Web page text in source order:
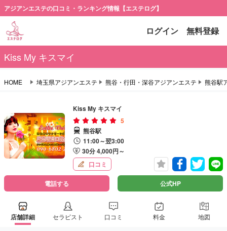
アジアンエステの口コミ・ランキング情報【エステログ】
ログイン 無料登録
Kiss My キスマイ
HOME 埼玉県アジアンエステ 熊谷・行田・深谷アジアンエステ 熊谷駅
Kiss My キスマイ
5
熊谷駅
11:00～翌3:00
30分 4,000円～
口コミ
電話する 公式HP
店舗詳細 セラピスト 口コミ 料金 地図